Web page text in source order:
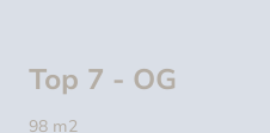
Top 7 - OG
98 m2